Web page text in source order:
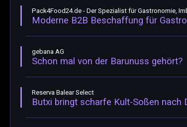
Pack4Food24.de - Der Spezialist für Gastronomie,
Moderne B2B Beschaffung für
gebana AG
Schon mal von der Barunuss gehört?
Reserva Balear Select
Butxi bringt scharfe Kult-Soßen nach